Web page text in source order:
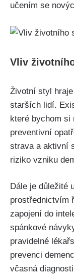
učením se
Vliv
Životní styl
starších lidí.
které bychom si
preventivní
strava a aktivní
riziko vzniku
Dále je důležité
prostřednictvím
zapojení do
spánkové
pravidelné
prevenci
včasná